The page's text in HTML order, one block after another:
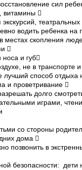
сил
витамины 
водить ребенка на
местах скопления

и губ
не в транспорте
лучший способ отдыха
и проветривание 
долго
играми,
со стороны
дома 
позвонить в
безопасности: дети